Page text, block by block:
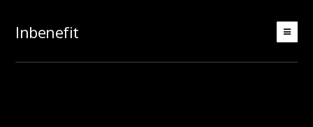
Inbenefit